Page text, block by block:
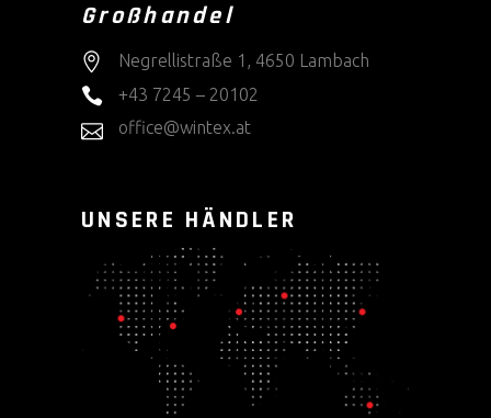
Großhandel
Negrellistraße 1, 4650 Lambach
+43 7245 – 20102
office@wintex.at
UNSERE HÄNDLER